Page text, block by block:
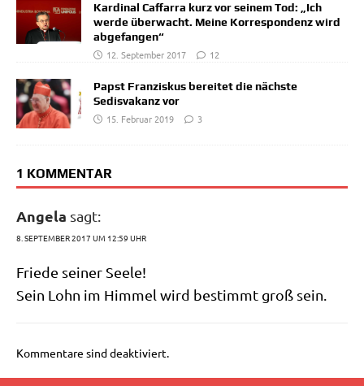
Kardinal Caffarra kurz vor seinem Tod: „Ich
werde überwacht. Meine Korrespondenz wird
abgefangen“
12. September 2017
12
Papst Franziskus bereitet die nächste
Sedisvakanz vor
15. Februar 2019
3
1 KOMMENTAR
Angela sagt:
8. SEPTEMBER 2017 UM 12:59 UHR
Frie­de sei­ner Seele!
Sein Lohn im Him­mel wird bestimmt groß sein.
Kommentare sind deaktiviert.